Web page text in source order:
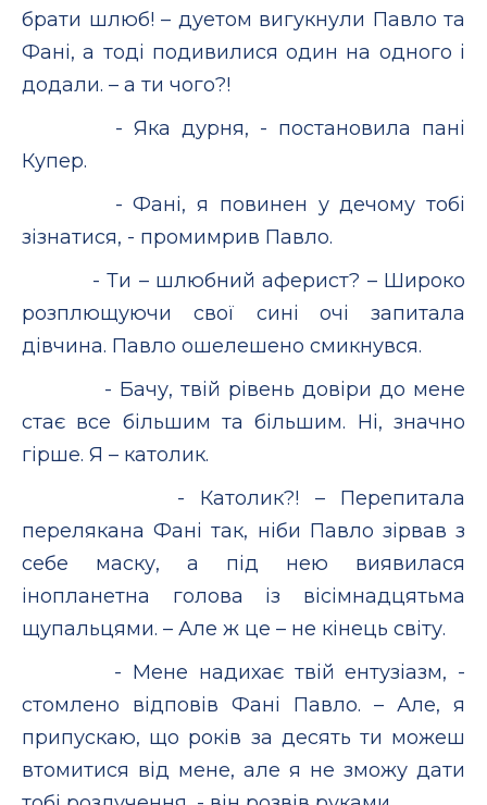
брати шлюб! – дуетом вигукнули Павло та
Фані, а тоді подивилися один на одного і
додали. – а ти чого?!
- Яка дурня, - постановила пані
Купер.
- Фані, я повинен у дечому тобі
зізнатися, - промимрив Павло.
- Ти – шлюбний аферист? – Широко
розплющуючи свої сині очі запитала
дівчина. Павло ошелешено смикнувся.
- Бачу, твій рівень довіри до мене
стає все більшим та більшим. Ні, значно
гірше. Я – католик.
- Католик?! – Перепитала
перелякана Фані так, ніби Павло зірвав з
себе маску, а під нею виявилася
інопланетна голова із вісімнадцятьма
щупальцями. – Але ж це – не кінець світу.
- Мене надихає твій ентузіазм, -
стомлено відповів Фані Павло. – Але, я
припускаю, що років за десять ти можеш
втомитися від мене, але я не зможу дати